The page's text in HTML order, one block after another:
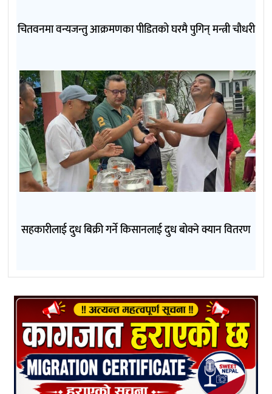
चितवनमा वन्यजन्तु आक्रमणका पीडितको घरमै पुगिन् मन्त्री चौधरी
सहकारीलाई दुध बिक्री गर्ने किसानलाई दुध बोक्ने क्यान वितरण